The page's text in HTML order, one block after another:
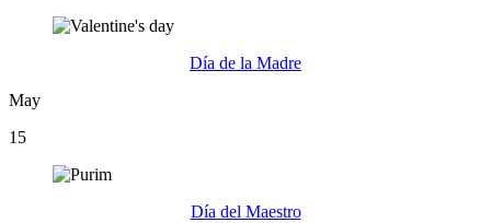
Día de la Madre
May
15
Día del Maestro